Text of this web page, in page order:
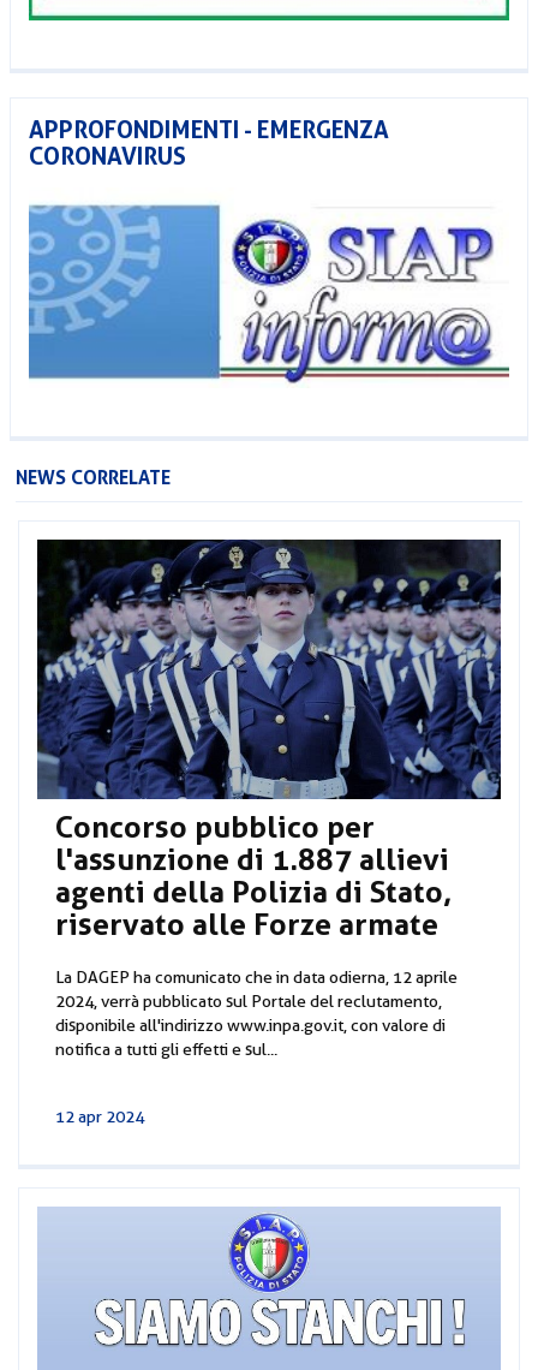
APPROFONDIMENTI - EMERGENZA
CORONAVIRUS
NEWS CORRELATE
Concorso pubblico per
l'assunzione di 1.887 allievi
agenti della Polizia di Stato,
riservato alle Forze armate
La DAGEP ha comunicato che in data odierna, 12 aprile
2024, verrà pubblicato sul Portale del reclutamento,
disponibile all'indirizzo www.inpa.gov.it, con valore di
notifica a tutti gli effetti e sul...
12 apr 2024